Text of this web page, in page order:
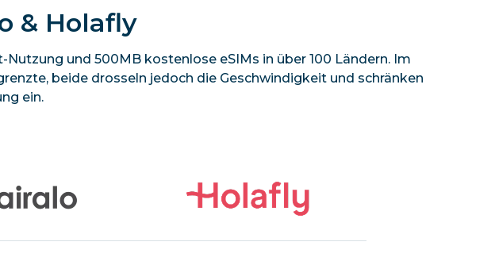
& Holafly
und 500MB kostenlose eSIMs in über 100 Ländern. Im
beide drosseln jedoch die Geschwindigkeit und schränken
ein.